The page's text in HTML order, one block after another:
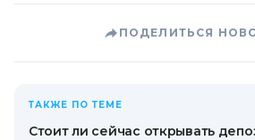
ПОДЕЛИТЬСЯ
ТАКЖЕ ПО ТЕМЕ
Стоит ли сейчас открывать